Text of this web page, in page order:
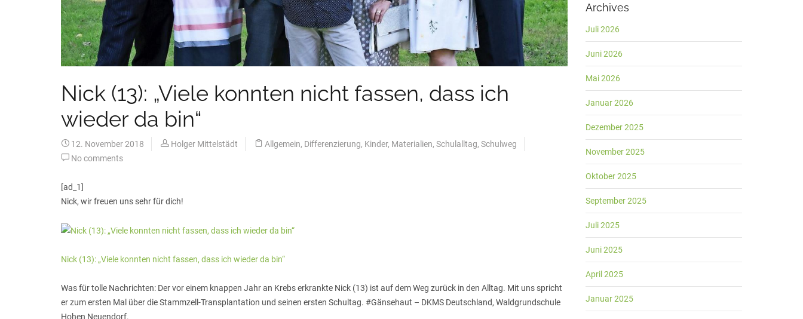
Nick (13): „Viele konnten nicht fassen, dass ich
wieder da bin“
12. November 2018 Holger Mittelstädt Allgemein, Differenzierung, Kinder, Materialien, Schulalltag, Schulweg
No comments
[ad_1]
Nick, wir freuen uns sehr für dich!
Nick (13): „Viele konnten nicht fassen, dass ich wieder da bin“
Was für tolle Nachrichten: Der vor einem knappen Jahr an Krebs erkrankte Nick (13) ist auf dem Weg zurück in den Alltag. Mit uns spricht
er zum ersten Mal über die Stammzell-Transplantation und seinen ersten Schultag. #Gänsehaut – DKMS Deutschland, Waldgrundschule
Hohen Neuendorf.
Archives
Juli 2026
Juni 2026
Mai 2026
Januar 2026
Dezember 2025
November 2025
Oktober 2025
September 2025
Juli 2025
Juni 2025
April 2025
Januar 2025